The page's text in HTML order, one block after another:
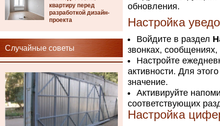
квартиру перед
разработкой дизайн-
проекта
Случайные советы
обновления.
Настройка
Войдите в раздел
звонках,
Настройте
активности. Для
значение.
Активируйте
соответствующих
Настройка